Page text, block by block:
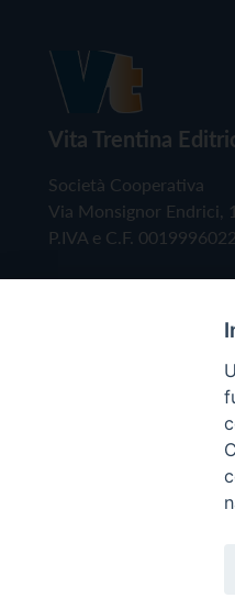
Vita Trentina
Società Cooperativa
Via Monsignor Endrici,
P.IVA e C.F.
Copyright © 2019